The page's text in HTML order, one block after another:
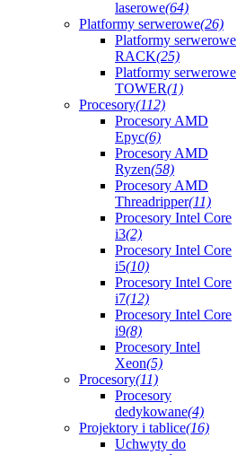
laserowe(64)
Platformy serwerowe(26)
Platformy serwerowe
RACK(25)
Platformy serwerowe
TOWER(1)
Procesory(112)
Procesory AMD
Epyc(6)
Procesory AMD
Ryzen(58)
Procesory AMD
Threadripper(11)
Procesory Intel Core
i3(2)
Procesory Intel Core
i5(10)
Procesory Intel Core
i7(12)
Procesory Intel Core
i9(8)
Procesory Intel
Xeon(5)
Procesory(11)
Procesory
dedykowane(4)
Projektory i tablice(16)
Uchwyty do